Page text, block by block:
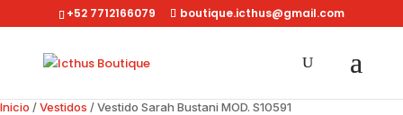
+52 7712166079 boutique.icthus@gmail.com
Inicio /Vestidos / Vestido Sarah Bustani MOD. S10591